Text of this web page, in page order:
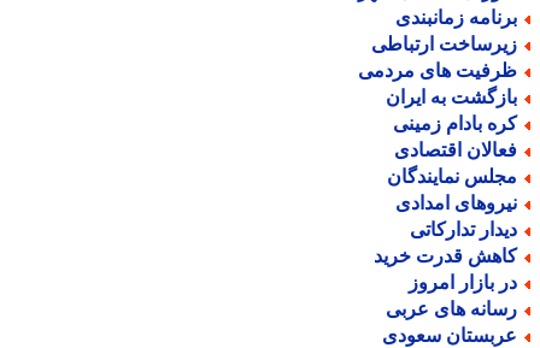
زمانبندی
ارتباطی
های مردمی
به ایران
بادام زمینی
اقتصادی
نمایندگان
امدادی
تدارکاتی
قدرت خرید
بازار امروز
های عربی
سعودی